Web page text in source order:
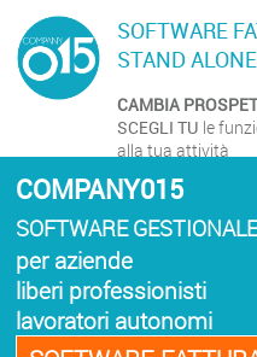
SOFTWARE
STAND ALONE
CAMBIA
SCEGLI TU le
alla tua attività
COMPANY015
SOFTWARE
per aziende
liberi professionisti
lavoratori autonomi